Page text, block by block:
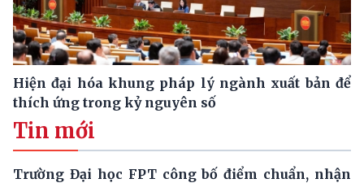
Hiện đại hóa khung pháp lý ngành xuất bản để
thích ứng trong kỷ nguyên số
Tin mới
Trường Đại học FPT công bố điểm chuẩn, nhận